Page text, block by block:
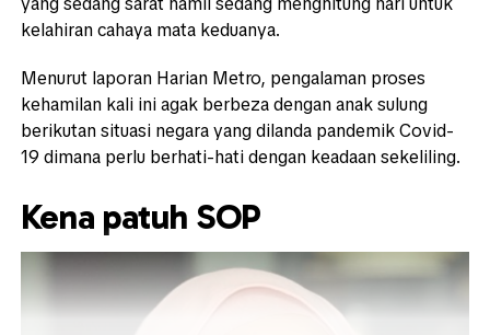
kelahiran cahaya mata keduanya.
Menurut laporan Harian Metro, pengalaman proses
kehamilan kali ini agak berbeza dengan anak sulung
berikutan situasi negara yang dilanda pandemik Covid-
19 dimana perlu berhati-hati dengan keadaan sekeliling.
Kena patuh SOP